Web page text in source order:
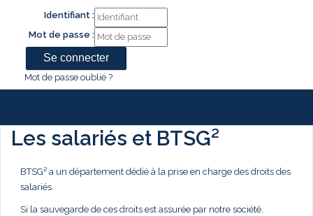
Identifiant :
Mot de passe :
Mot de passe oublié ?
Les salariés et BTSG²
BTSG² a un département dédié à la prise en charge des droits des
salariés.
Si la sauvegarde de ces droits est assurée par notre société,